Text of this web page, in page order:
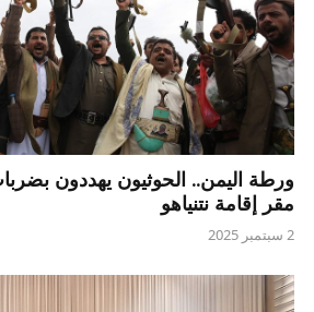
ورطة اليمن.. الحوثيون يهددون
مقر إقامة نتنياهو
2 سبتمبر 2025